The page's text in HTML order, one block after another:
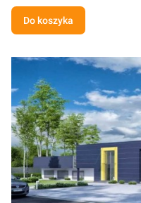
Do koszyka